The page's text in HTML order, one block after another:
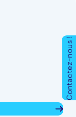
Contactez-nous !